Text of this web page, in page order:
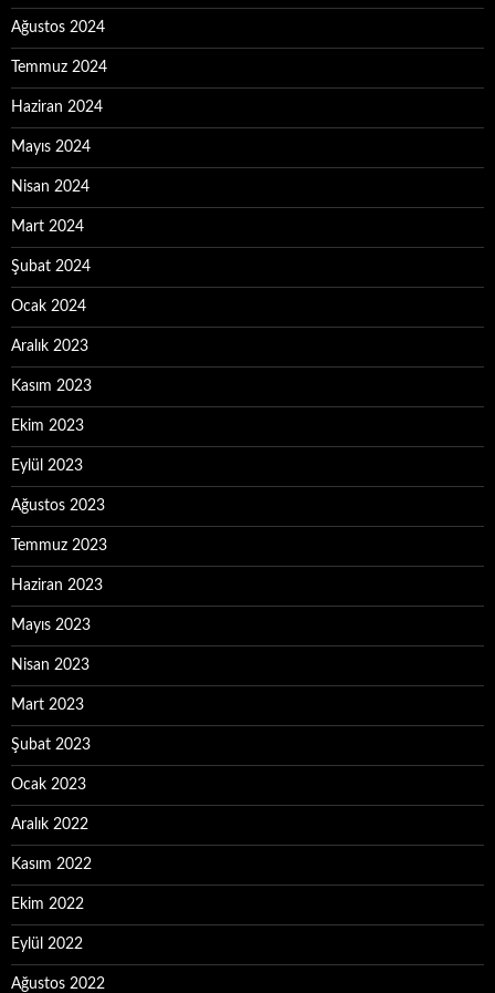
Ağustos 2024
Temmuz 2024
Haziran 2024
Mayıs 2024
Nisan 2024
Mart 2024
Şubat 2024
Ocak 2024
Aralık 2023
Kasım 2023
Ekim 2023
Eylül 2023
Ağustos 2023
Temmuz 2023
Haziran 2023
Mayıs 2023
Nisan 2023
Mart 2023
Şubat 2023
Ocak 2023
Aralık 2022
Kasım 2022
Ekim 2022
Eylül 2022
Ağustos 2022